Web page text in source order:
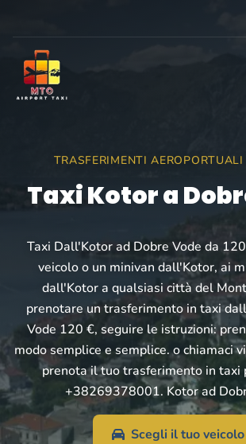
TRASFERIMENTI
Taxi Kotor a
Taxi Dall'Kotor ad Dobre Vode da
veicolo o un minivan dall'Kotor, ai
dall'Kotor a qualsiasi città del
prenotare un trasferimento in taxi
Vode 120 €, seguire le istruzioni:
modo semplice e semplice. o chiamaci
prenota il tuo trasferimento in taxi
+38269378001. Kotor ad
Scegli il tuo veicolo